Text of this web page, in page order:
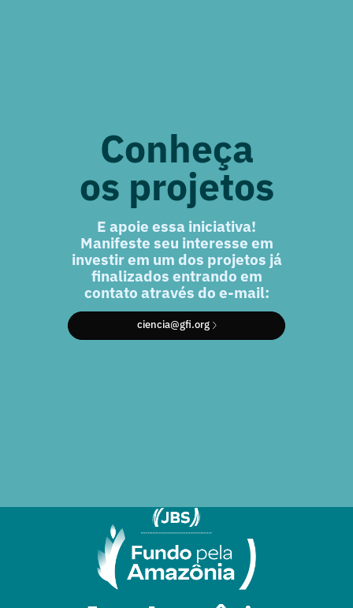
Conheça
os projetos
E apoie essa iniciativa!
Manifeste seu interesse em
investir em um dos projetos já
finalizados entrando em
contato através do e-mail:
ciencia@gfi.org